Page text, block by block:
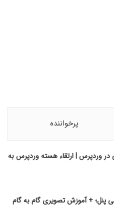
پرخواننده
در وردپرس | ارتقاء هسته وردپرس به
پنل؛ + آموزش تصویری گام به گام